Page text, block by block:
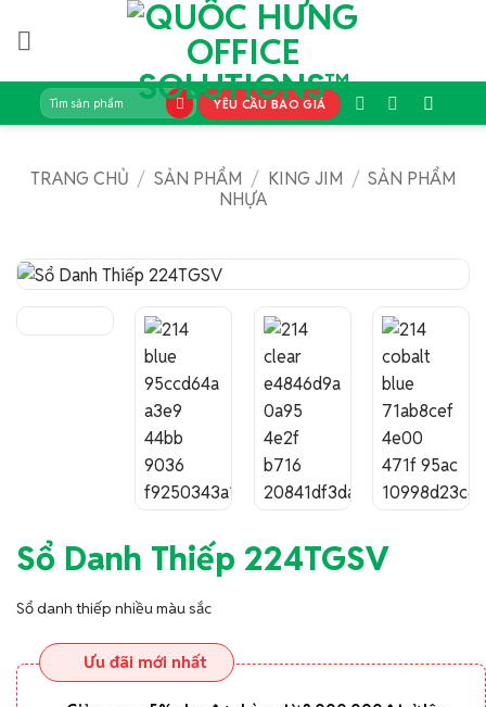
qua
Tìm
kiếm:
YÊU CẦU BÁO GIÁ
TRANG CHỦ / SẢN PHẨM / KING JIM / SẢN PHẨM
NHỰA
Sổ Danh Thiếp 224TGSV
Sổ danh thiếp nhiều màu sắc
Ưu đãi mới nhất